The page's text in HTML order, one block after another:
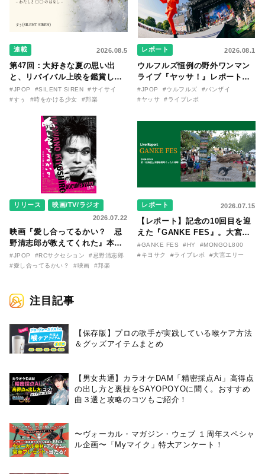
連載 2026.08.5
第47回：大好きな夏の思い出
と、リバイバル上映を鑑賞した
『時をかける少女』のおはなし
〜SILENT SIREN・すぅ『この
〇のはなし〜』
#JPOP #SILENT SIREN
#サイサイ
#すぅ
#時をかける少女 #邦楽
レポート 2026.08.1
ウルフルズ恒例の野外ワンマン
ライブ『ヤッサ！』レポート！
リリースから30年を迎えたアル
バム『バンザイ』完全再現に、
た日。
#JPOP #ウルフルズ
#バンザイ
#ヤッサ
#ライブレポ
リリース
映画/TV/ラジオ
2026.07.22
映画『愛し合ってるかい？ 忌
野清志郎が教えてくれた』本予
告映像とキービジュアルがつい
に解禁！ キヨシロー関連商品も
#JPOP #RCサクセション
#忌野清志郎
#愛し合ってるかい？
#映画 #邦楽
レポート 2026.07.15
【レポート】記念の10回目を迎
えた『GANKE FES』。大宮エ
リー作『アイヌの神々の崖』を
前に、キヨサク
#GANKE FES #HY
#MONGOL800
#キヨサク
#ライブレポ #大宮エリー
注目記事
【保存版】プロの歌手が実践している喉ケア⽅法
＆グッズアイテムまとめ
【男女共通】カラオケDAM「精密採点Ai」高得点
の出し方と裏技をSAYOPOYOに聞く。おすすめ
曲３選と攻略のコツもご紹介！
〜ヴォーカル・マガジン・ウェブ １周年スペシャ
ル企画〜「Myマイク」特大アンケート！